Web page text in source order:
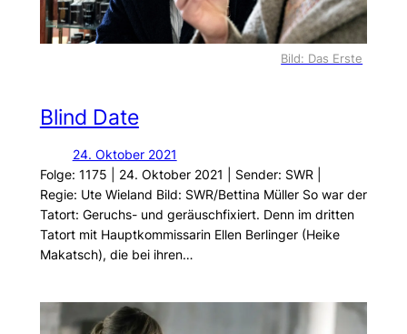
Bild: Das Erste
Blind Date
24. Oktober 2021
Folge: 1175 | 24. Oktober 2021 | Sender: SWR |
Regie: Ute Wieland Bild: SWR/Bettina Müller So war der
Tatort: Geruchs- und geräuschfixiert. Denn im dritten
Tatort mit Hauptkommissarin Ellen Berlinger (Heike
Makatsch), die bei ihren…